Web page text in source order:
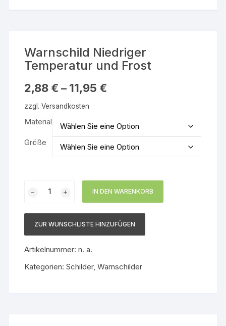
Warnschild Niedriger
Temperatur und Frost
2,88 € – 11,95 €
zzgl.Versandkosten
Material
Größe
Niedriger
und
Frost
Menge
IN DEN WARENKORB
ZUR WUNSCHLISTE HINZUFÜGEN
Artikelnummer:n. a.
Kategorien:Schilder,Warnschilder